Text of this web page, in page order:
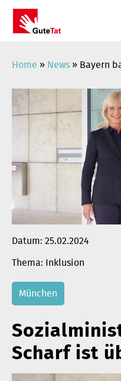
springen
Home » News » Bayern
Datum: 25.02.2024
Inklusion
München
Scharf ist